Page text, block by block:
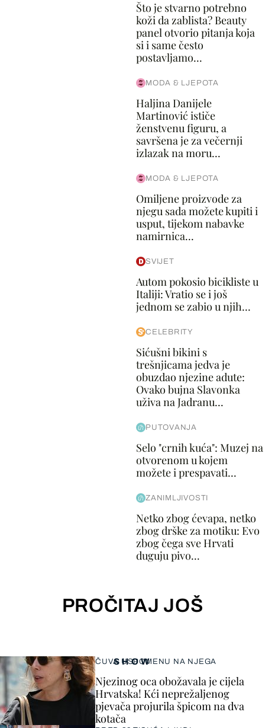
Što je stvarno potrebno
koži da zablista? Beauty
panel otvorio pitanja koja
si i same često
postavljamo...
MODA & LJEPOTA
Haljina Danijele
Martinović ističe
ženstvenu figuru, a
savršena je za večernji
izlazak na moru...
MODA & LJEPOTA
Omiljene proizvode za
njegu sada možete kupiti i
usput, tijekom nabavke
namirnica...
SVIJET
Autom pokosio bicikliste u
Italiji: Vratio se i još
jednom se zabio u njih...
CELEBRITY
Sićušni bikini s
trešnjicama jedva je
obuzdao njezine adute:
Ovako bujna Slavonka
uživa na Jadranu...
PUTOVANJA
Selo "crnih kuća": Muzej na
otvorenom u kojem
možete i prespavati...
ZANIMLJIVOSTI
Netko zbog ćevapa, netko
zbog drške za motiku: Evo
zbog čega sve Hrvati
duguju pivo...
PROČITAJ JOŠ
SHOW
ČUVA USPOMENU NA NJEGA
Njezinog oca obožavala je cijela
Hrvatska! Kći neprežaljenog
pjevača projurila špicom na dva
kotača